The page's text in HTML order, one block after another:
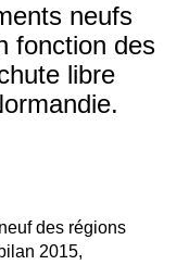
neufs
fonction des
libre
des régions
2015,